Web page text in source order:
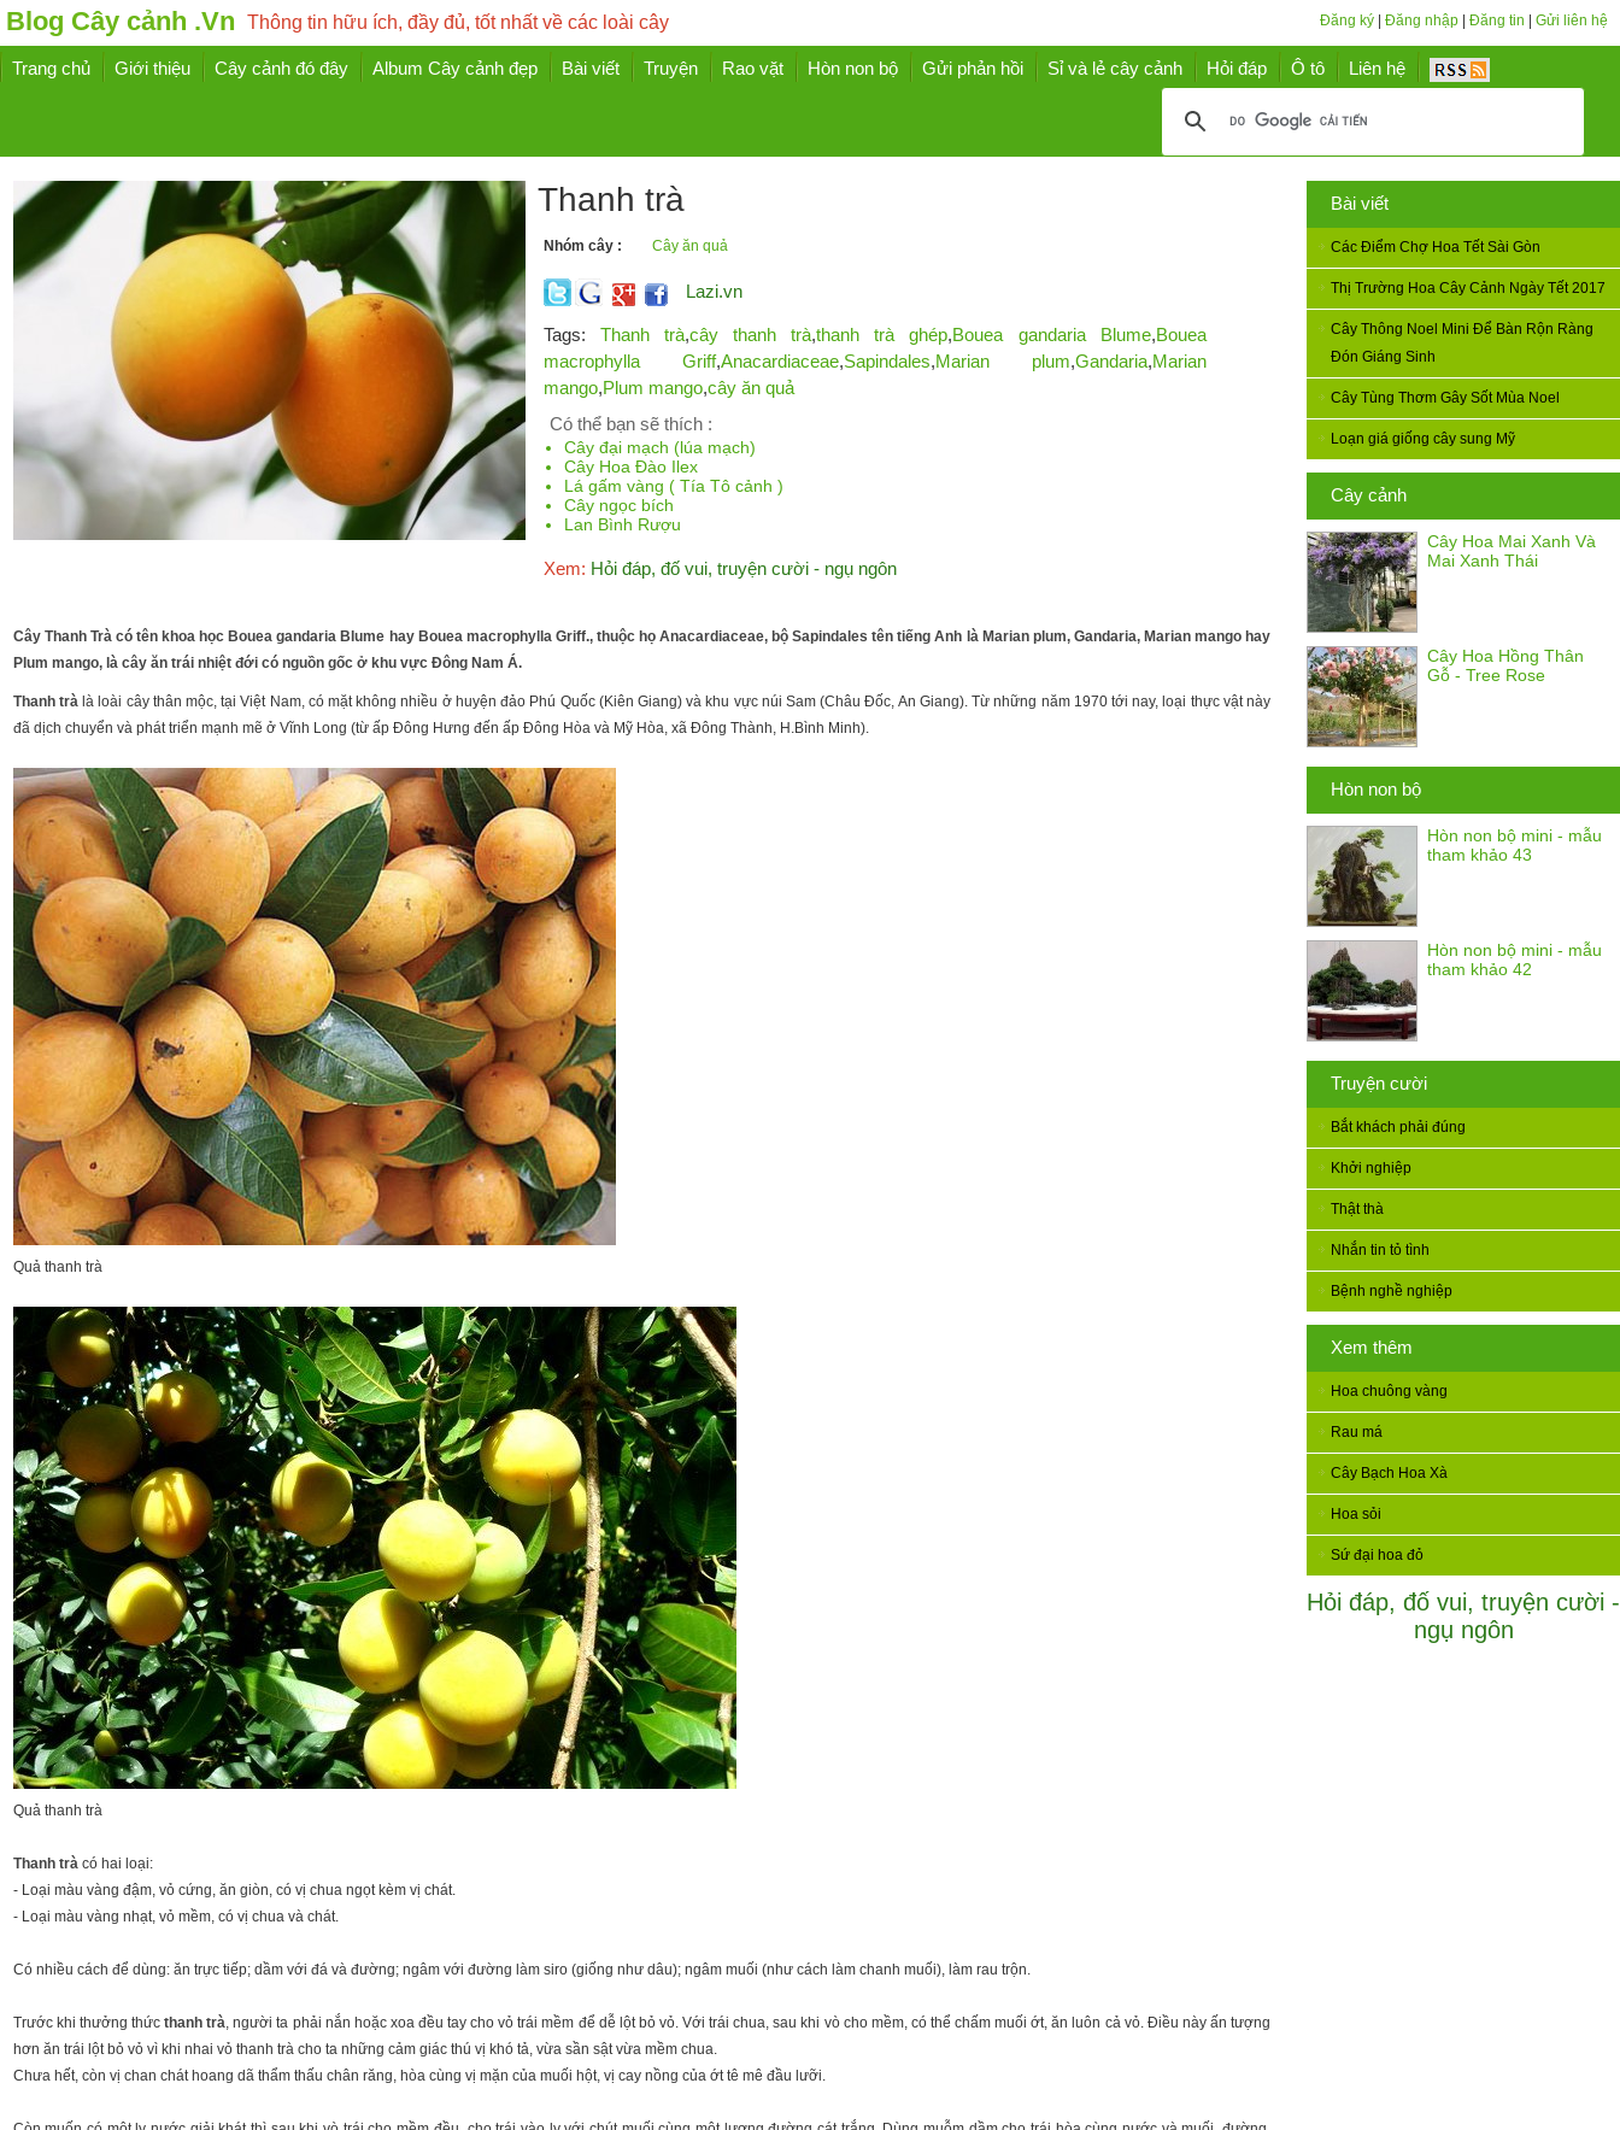
Blog Cây cảnh .Vn Thông tin hữu ích, đầy đủ, tốt nhất về các loài cây Đăng ký Đăng nhập Đăng tin Gửi liên hệ
Trang chủ Giới thiệu Cây cảnh đó đây Album Cây cảnh đẹp Bài viết Truyện Rao vặt Hòn non bộ Gửi phản hồi Sỉ và lẻ cây cảnh Hỏi đáp Ô tô Liên hệ
Bài viết
Các Điểm Chợ Hoa Tết Sài Gòn
Thị Trường Hoa Cây Cảnh Ngày Tết 2017
Cây Thông Noel Mini Để Bàn Rộn Ràng
Đón Giáng Sinh
Cây Tùng Thơm Gây Sốt Mùa Noel
Loạn giá giống cây sung Mỹ
Cây cảnh
Cây Hoa Mai Xanh Và
Mai Xanh Thái
Cây Hoa Hồng Thân
Gỗ - Tree Rose
Hòn non bộ
Hòn non bộ mini - mẫu
tham khảo 43
Hòn non bộ mini - mẫu
tham khảo 42
Truyện cười
Bắt khách phải đúng
Khởi nghiệp
Thật thà
Nhắn tin tỏ tình
Bệnh nghề nghiệp
Xem thêm
Hoa chuông vàng
Rau má
Cây Bạch Hoa Xà
Hoa sỏi
Sứ đại hoa đỏ
Hỏi đáp, đố vui, truyện cười -
ngụ ngôn
Thanh trà
Nhóm cây : Cây ăn quả
Lazi.vn
Tags: Thanh trà,cây thanh trà,thanh trà ghép,Bouea gandaria Blume,Bouea
macrophylla Griff,Anacardiaceae,Sapindales,Marian plum,Gandaria,Marian
mango,Plum mango,cây ăn quả
Có thể bạn sẽ thích :
Cây đại mạch (lúa mạch)
Cây Hoa Đào Ilex
Lá gấm vàng ( Tía Tô cảnh )
Cây ngọc bích
Lan Bình Rượu
Xem: Hỏi đáp, đố vui, truyện cười - ngụ ngôn
Cây Thanh Trà có tên khoa học Bouea gandaria Blume hay Bouea macrophylla Griff., thuộc họ Anacardiaceae, bộ Sapindales tên tiếng Anh là Marian plum, Gandaria, Marian mango hay
Plum mango, là cây ăn trái nhiệt đới có nguồn gốc ở khu vực Đông Nam Á.
Thanh tràlà loài cây thân mộc, tại Việt Nam, có mặt không nhiều ở huyện đảo Phú Quốc (Kiên Giang) và khu vực núi Sam (Châu Đốc, An Giang). Từ những năm 1970 tới nay, loại thực vật này
đã dịch chuyển và phát triển mạnh mẽ ở Vĩnh Long (từ ấp Đông Hưng đến ấp Đông Hòa và Mỹ Hòa, xã Đông Thành, H.Bình Minh).
Quả thanh trà
Quả thanh trà
Thanh tràcó hai loại:
- Loại màu vàng đậm, vỏ cứng, ăn giòn, có vị chua ngọt kèm vị chát.
- Loại màu vàng nhạt, vỏ mềm, có vị chua và chát.
Có nhiều cách để dùng: ăn trực tiếp; dầm với đá và đường; ngâm với đường làm siro (giống như dâu); ngâm muối (như cách làm chanh muối), làm rau trộn.
Trước khi thưởng thứcthanh trà, người ta phải nắn hoặc xoa đều tay cho vỏ trái mềm để dễ lột bỏ vỏ. Với trái chua, sau khi vò cho mềm, có thể chấm muối ớt, ăn luôn cả vỏ. Điều này ấn tượng
hơn ăn trái lột bỏ vỏ vì khi nhai vỏ thanh trà cho ta những cảm giác thú vị khó tả, vừa sần sật vừa mềm chua.
Chưa hết, còn vị chan chát hoang dã thẩm thấu chân răng, hòa cùng vị mặn của muối hột, vị cay nồng của ớt tê mê đầu lưỡi.